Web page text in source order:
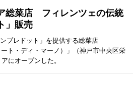
総菜店 フィレンツェの伝統
」販売
プレドット」を提供する総菜店
ト・ディ・マーノ）」（神戸市中央区栄
にオープンした。